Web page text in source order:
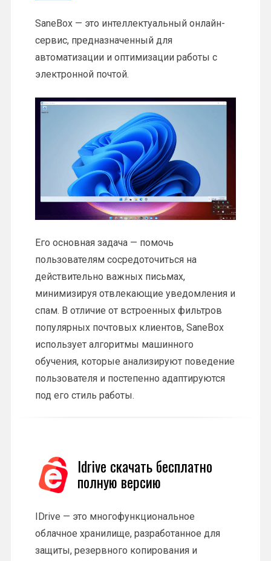
SaneBox — это интеллектуальный онлайн-
сервис, предназначенный для
автоматизации и оптимизации работы с
электронной почтой.
Его основная задача — помочь
пользователям сосредоточиться на
действительно важных письмах,
минимизируя отвлекающие уведомления и
спам. В отличие от встроенных фильтров
популярных почтовых клиентов, SaneBox
использует алгоритмы машинного
обучения, которые анализируют поведение
пользователя и постепенно адаптируются
под его стиль работы.
Idrive скачать бесплатно
полную версию
IDrive — это многофункциональное
облачное хранилище, разработанное для
защиты, резервного копирования и